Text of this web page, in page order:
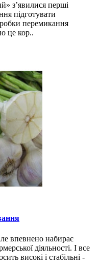
з’явилися перші
підготувати
перемикання
це кор..
впевнено набирає
діяльності. І все
високі і стабільні -